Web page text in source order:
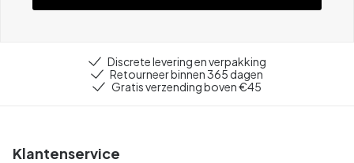
Discrete levering en verpakking
Retourneer binnen 365 dagen
Gratis verzending boven €45
Klantenservice